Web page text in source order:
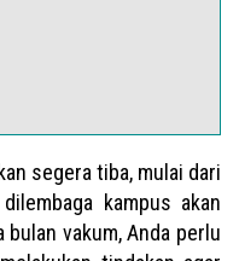
segera tiba, mulai dari
kampus akan
vakum, Anda perlu